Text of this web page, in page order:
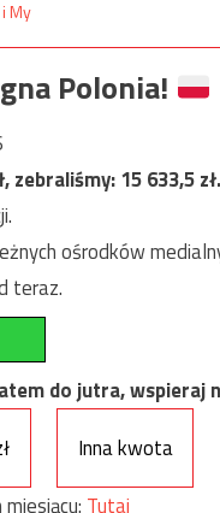
Polonia!
zebraliśmy:15 633,5zł.
ośrodków
teraz.
do jutra, wspieraj
Inna kwota
Tutaj